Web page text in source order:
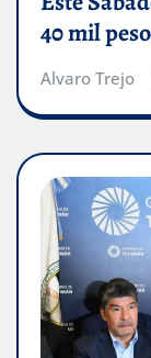
40 mil
Alvaro Trejo